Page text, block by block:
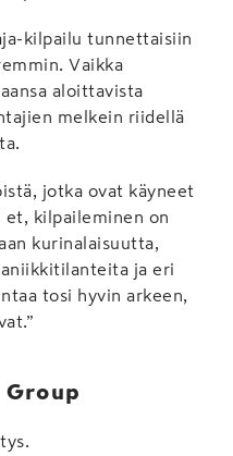
kilpailu tunnettaisiin
Vaikka
aloittavista
melkein riidellä
jotka ovat käyneet
et, kilpaileminen on
kurinalaisuutta,
ja eri
tosi hyvin arkeen,
Group